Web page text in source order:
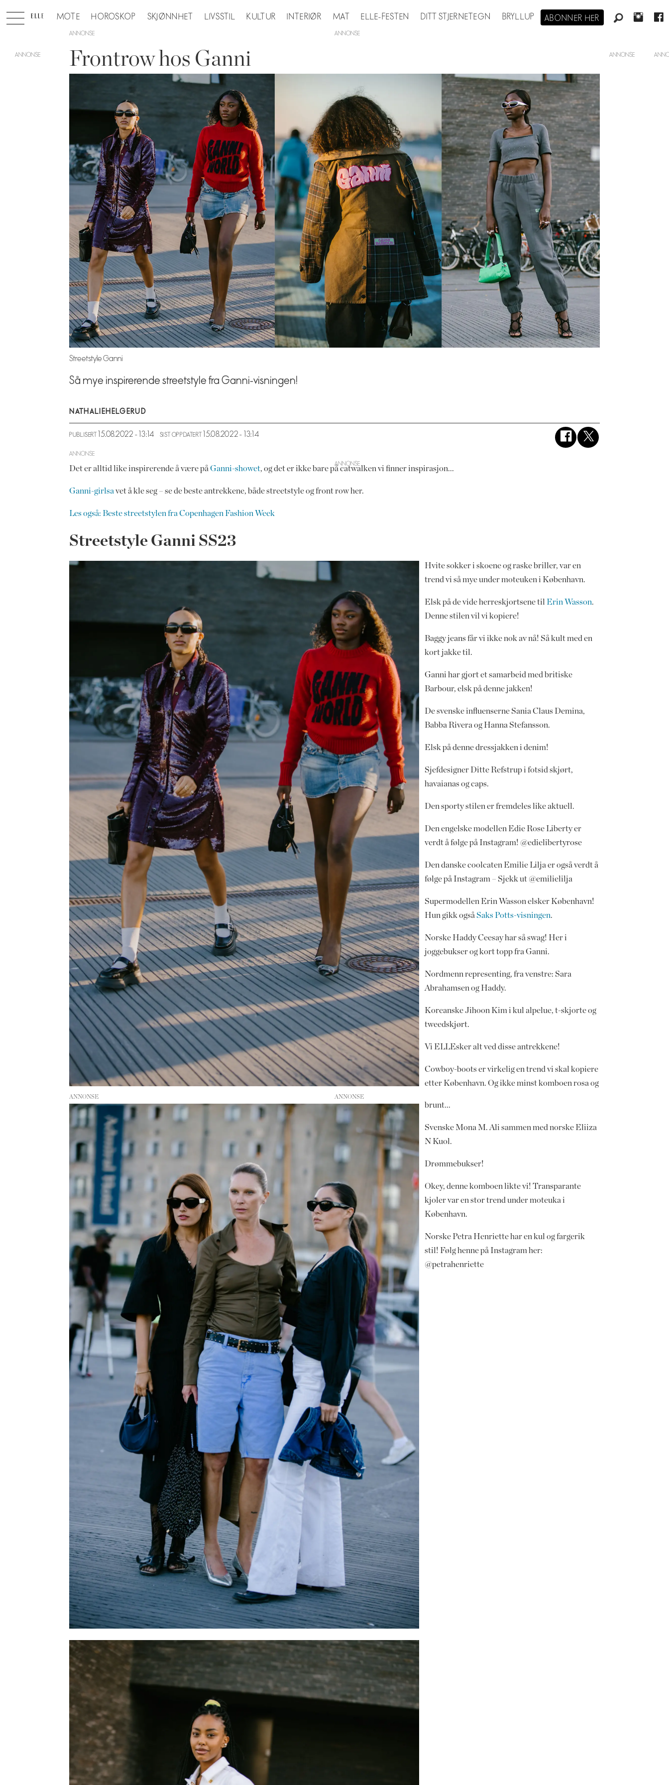
MOTE HOROSKOP SKJØNNHET LIVSSTIL KULTUR INTERIØR MAT ELLE-FESTEN DITT STJERNETEGN BRYLLUP ABONNER HER
ANNONSE
Frontrow hos Ganni
Streetstyle Ganni
Så mye inspirerende streetstyle fra Ganni-visningen!
NATHALIEHELGERUD
PUBLISERT 15.08.2022 - 13:14 SIST OPPDATERT 15.08.2022 - 13:14
ANNONSE
Det er alltid like inspirerende å være påGanni-showet, og det er ikke bare på catwalken vi finner inspirasjon...
Ganni-girlsa vet å kle seg – se de beste antrekkene, både streetstyle og front row her.
Les også: Beste streetstylen fra Copenhagen Fashion Week
Streetstyle Ganni SS23
Hvite sokker i skoene og raske briller, var en
trend vi så mye under moteuken i København.
ANNONSE
Elsk på de vide herreskjortsene tilErin Wasson.
Denne stilen vil vi kopiere!
Baggy jeans får vi ikke nok av nå! Så kult med en
kort jakke til.
Ganni har gjort et samarbeid med britiske
Barbour, elsk på denne jakken!
De svenske influenserne Sania Claus Demina,
Babba Rivera og Hanna Stefansson.
Elsk på denne dressjakken i denim!
Sjefdesigner Ditte Refstrup i fotsid skjørt,
havaianas og caps.
Den sporty stilen er fremdeles like aktuell.
Den engelske modellen Edie Rose Liberty er
verdt å følge på Instagram! @edielibertyrose
Den danske coolcaten Emilie Lilja er også verdt å
følge på Instagram – Sjekk ut @emilielilja
Supermodellen Erin Wasson elsker København!
Hun gikk også Saks Potts-visningen.
Norske Haddy Ceesay har så swag! Her i
joggebukser og kort topp fra Ganni.
Nordmenn representing, fra venstre: Sara
Abrahamsen og Haddy.
Koreanske Jihoon Kim i kul alpelue, t-skjorte og
tweedskjørt.
Vi ELLEsker alt ved disse antrekkene!
Cowboy-boots er virkelig en trend vi skal kopiere
etter København. Og ikke minst komboen rosa og
brunt...
Svenske Mona M. Ali sammen med norske Eliiza
N Kuol.
Drømmebukser!
Okey, denne komboen likte vi! Transparante
kjoler var en stor trend under moteuka i
København.
Norske Petra Henriette har en kul og fargerik
stil! Følg henne på Instagram her:
@petrahenriette
ANNONSE